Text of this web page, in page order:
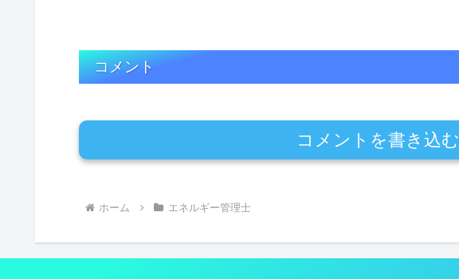
コメント
コメントを書き込む
ホーム エネルギー管理士